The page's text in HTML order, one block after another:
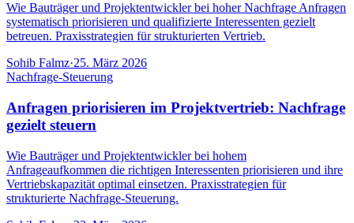
Wie Bauträger und Projektentwickler bei hoher Nachfrage Anfragen
systematisch priorisieren und qualifizierte Interessenten gezielt
betreuen. Praxisstrategien für strukturierten Vertrieb.
Sohib Falmz·25. März 2026
Nachfrage-Steuerung
Anfragen priorisieren im Projektvertrieb: Nachfrage
gezielt steuern
Wie Bauträger und Projektentwickler bei hohem
Anfrageaufkommen die richtigen Interessenten priorisieren und ihre
Vertriebskapazität optimal einsetzen. Praxisstrategien für
strukturierte Nachfrage-Steuerung.